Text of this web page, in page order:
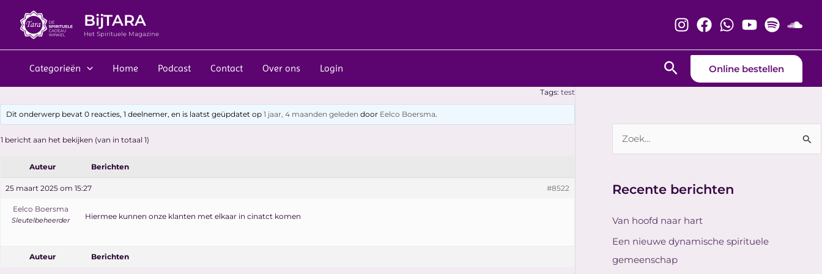
inhoud
BijTARA
Het Spirituele Magazine
Categorieën Home Podcast Contact Over ons Login ZoekenOnline bestellen
Tags: test
Dit onderwerp bevat 0 reacties, 1 deelnemer, en is laatst geüpdatet op1 jaar, 4 maanden geleden door Eelco Boersma.
1 bericht aan het bekijken (van in totaal 1)
Auteur Berichten
25 maart 2025 om 15:27 #8522
Eelco Boersma
Sleutelbeheerder Hiermee kunnen onze klanten met elkaar in cinatct komen
Auteur Berichten
navigatie
k
n
Recente berichten
Van hoofd naar hart
Een nieuwe dynamische spirituele
gemeenschap